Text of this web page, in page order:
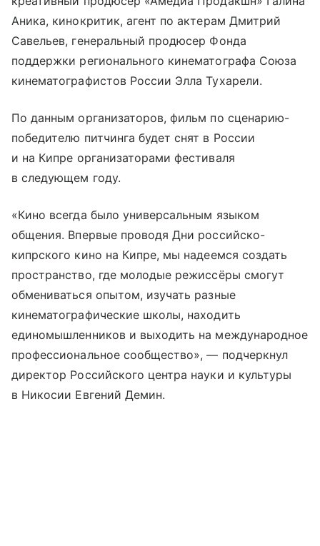
Аника, кинокритик, агент по актерам Дмитрий
Савельев, генеральный продюсер Фонда
поддержки регионального кинематографа Союза
кинематографистов России Элла Тухарели.
По данным организаторов, фильм по сценарию-
победителю питчинга будет снят в России
и на Кипре организаторами фестиваля
в следующем году.
«Кино всегда было универсальным языком
общения. Впервые проводя Дни российско-
кипрского кино на Кипре, мы надеемся создать
пространство, где молодые режиссёры смогут
обмениваться опытом, изучать разные
кинематографические школы, находить
единомышленников и выходить на международное
профессиональное сообщество», — подчеркнул
директор Российского центра науки и культуры
в Никосии Евгений Демин.